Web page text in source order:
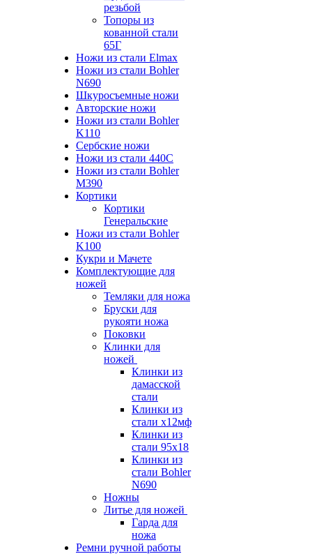
резьбой
Топоры из
кованной стали
65Г
Ножи из стали Elmax
Ножи из стали Bohler
N690
Шкуросъемные ножи
Авторские ножи
Ножи из стали Bohler
K110
Сербские ножи
Ножи из стали 440С
Ножи из стали Bohler
M390
Кортики
Кортики
Генеральские
Ножи из стали Bohler
K100
Кукри и Мачете
Комплектующие для
ножей
Темляки для ножа
Бруски для
рукояти ножа
Поковки
Клинки для
ножей
Клинки из
дамасской
стали
Клинки из
стали х12мф
Клинки из
стали 95х18
Клинки из
стали Bohler
N690
Ножны
Литье для ножей
Гарда для
ножа
Ремни ручной работы